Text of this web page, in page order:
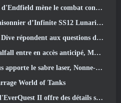
mène le combat contre Nefarith
Lunaria est l’un des « plus gros ajouts » au jeu
questions des joueurs dans un livestream surprise
anticipé, Mais pas sans quelques défauts
mandrin, Batteur pionnier et un émanateur d’exaltation
World of Tanks
sur le serveur d'extension verrouillé dans le temps